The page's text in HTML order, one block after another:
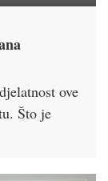
ove
Što je